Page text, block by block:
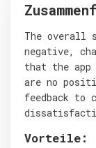
The overall
negative,
that the
are no
feedback to
Vorteile: